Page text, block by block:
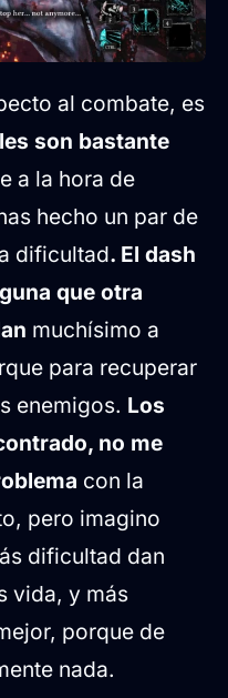
al combate, es
son bastante
a la hora de
hecho un par de
dificultad. El dash
que otra
muchísimo a
para recuperar
enemigos. Los
no me
con la
pero imagino
dificultad dan
vida, y más
porque de
nada.